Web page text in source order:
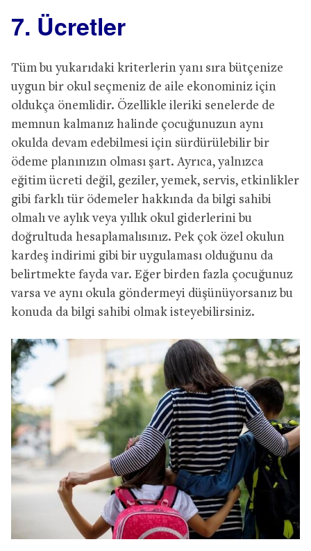
7. Ücretler
Tüm bu yukarıdaki kriterlerin yanı sıra bütçenize
uygun bir okul seçmeniz de aile ekonominiz için
oldukça önemlidir. Özellikle ileriki senelerde de
memnun kalmanız halinde çocuğunuzun aynı
okulda devam edebilmesi için sürdürülebilir bir
ödeme planınızın olması şart. Ayrıca, yalnızca
eğitim ücreti değil, geziler, yemek, servis, etkinlikler
gibi farklı tür ödemeler hakkında da bilgi sahibi
olmalı ve aylık veya yıllık okul giderlerini bu
doğrultuda hesaplamalısınız. Pek çok özel okulun
kardeş indirimi gibi bir uygulaması olduğunu da
belirtmekte fayda var. Eğer birden fazla çocuğunuz
varsa ve aynı okula göndermeyi düşünüyorsanız bu
konuda da bilgi sahibi olmak isteyebilirsiniz.